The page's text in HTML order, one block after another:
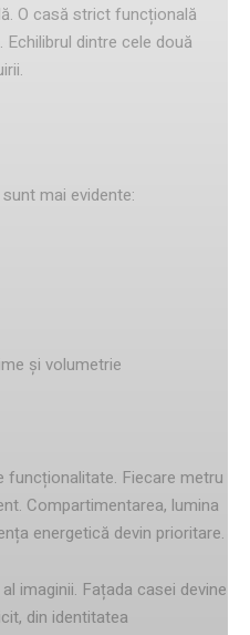
O casă strict funcțională
dintre cele două
mai evidente:
și volumetrie
funcționalitate. Fiecare metru
Compartimentarea, lumina
energetică devin prioritare.
imaginii. Fațada casei devine
din identitatea